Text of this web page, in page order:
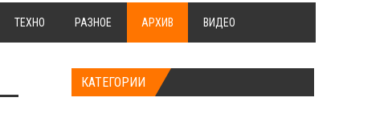
ТЕХНО РАЗНОЕ АРХИВ ВИДЕО
КАТЕГОРИИ